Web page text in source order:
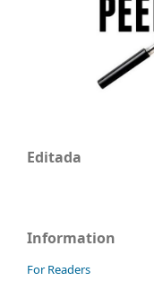
Editada
Information
For Readers